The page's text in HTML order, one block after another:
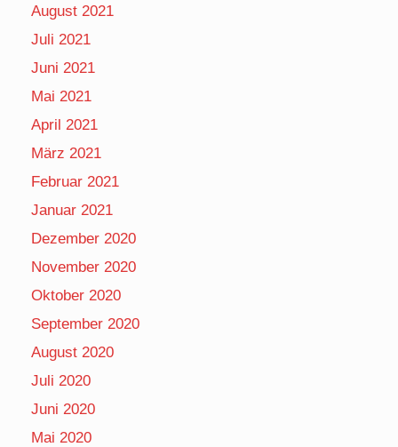
August 2021
Juli 2021
Juni 2021
Mai 2021
April 2021
März 2021
Februar 2021
Januar 2021
Dezember 2020
November 2020
Oktober 2020
September 2020
August 2020
Juli 2020
Juni 2020
Mai 2020